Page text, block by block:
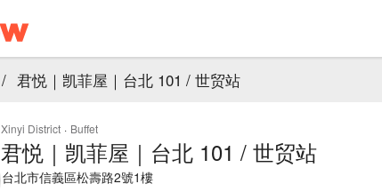
/ 君悦｜凯菲屋｜台北 101 / 世贸站
Xinyi District · Buffet
君悦｜凯菲屋｜台北 101 / 世贸站
台北市信義區松壽路2號1樓